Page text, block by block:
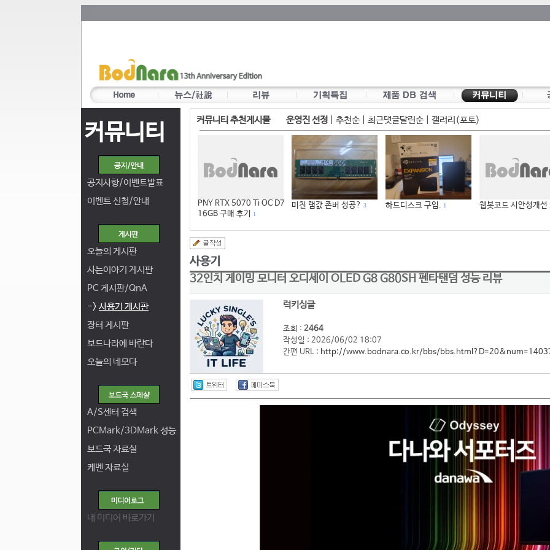
커뮤니티
공지사항/이벤트발표
이벤트 신청/안내
오늘의 게시판
사는이야기 게시판
PC 게시판/QnA
-> 사용기 게시판
장터 게시판
보드나라에 바란다
오늘의 네모다
A/S센터 검색
PCMark/3DMark 성능
보드국 자료실
케벤 자료실
내 미디어 바로가기
커뮤니티 추천게시물 운영진 선정 추천순| 최근댓글달린순| 갤러리(포토)
PNY RTX 5070 Ti OC D7
16GB 구매 후기
1
미친 램값 존버 성공? 3 하드디스크 구입. 1 웹봇코드 시안성개선
32인치 게이밍 모니터 오디세이 OLED G8 G80SH 펜타탠덤 성능 리뷰
럭키싱글
조회 : 2464
작성일 : 2026/06/02 18:07
간편 URL : http://www.bodnara.co.kr/bbs/